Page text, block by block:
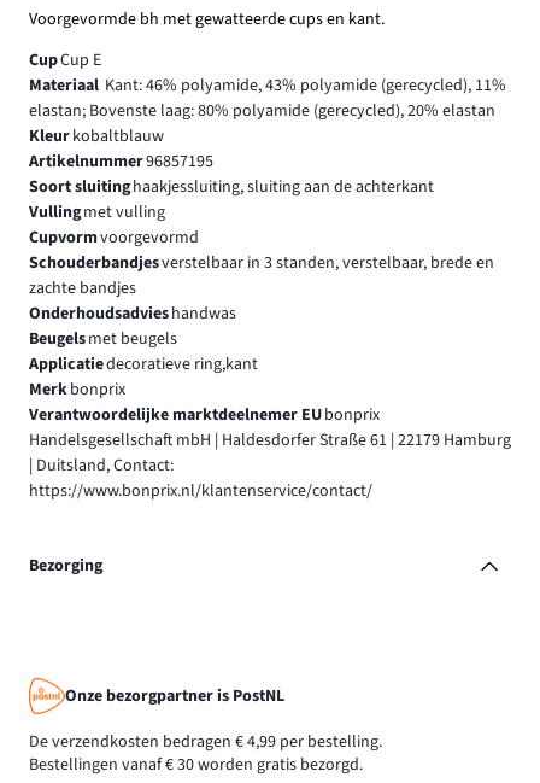
Voorgevormde bh met gewatteerde cups en kant.
CupCup E
Materiaal Kant: 46% polyamide, 43% polyamide (gerecycled), 11%
elastan; Bovenste laag: 80% polyamide (gerecycled), 20% elastan
Kleurkobaltblauw
Artikelnummer96857195
Soort sluitinghaakjessluiting, sluiting aan de achterkant
Vullingmet vulling
Cupvormvoorgevormd
Schouderbandjesverstelbaar in 3 standen, verstelbaar, brede en
zachte bandjes
Onderhoudsadvieshandwas
Beugelsmet beugels
Applicatiedecoratieve ring,kant
Merkbonprix
Verantwoordelijke marktdeelnemer EUbonprix
Handelsgesellschaft mbH | Haldesdorfer Straße 61 | 22179 Hamburg
| Duitsland, Contact:
https://www.bonprix.nl/klantenservice/contact/
Bezorging
Onze bezorgpartner is PostNL
De verzendkosten bedragen € 4,99 per bestelling.
Bestellingen vanaf € 30 worden gratis bezorgd.